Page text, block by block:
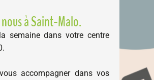
à Saint-Malo.
semaine dans votre centre
accompagner dans vos